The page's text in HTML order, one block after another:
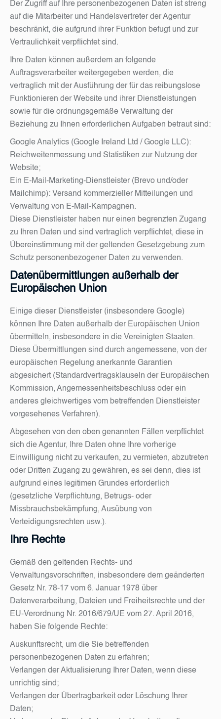
Der Zugriff auf Ihre personenbezogenen Daten ist streng
auf die Mitarbeiter und Handelsvertreter der Agentur
beschränkt, die aufgrund ihrer Funktion befugt und zur
Vertraulichkeit verpflichtet sind.
Ihre Daten können außerdem an folgende
Auftragsverarbeiter weitergegeben werden, die
vertraglich mit der Ausführung der für das reibungslose
Funktionieren der Website und ihrer Dienstleistungen
sowie für die ordnungsgemäße Verwaltung der
Beziehung zu Ihnen erforderlichen Aufgaben betraut sind:
Google Analytics (Google Ireland Ltd / Google LLC):
Reichweitenmessung und Statistiken zur Nutzung der
Website;
Ein E-Mail-Marketing-Dienstleister (Brevo und/oder
Mailchimp): Versand kommerzieller Mitteilungen und
Verwaltung von E-Mail-Kampagnen.
Diese Dienstleister haben nur einen begrenzten Zugang
zu Ihren Daten und sind vertraglich verpflichtet, diese in
Übereinstimmung mit der geltenden Gesetzgebung zum
Schutz personenbezogener Daten zu verwenden.
Datenübermittlungen außerhalb der
Europäischen Union
Einige dieser Dienstleister (insbesondere Google)
können Ihre Daten außerhalb der Europäischen Union
übermitteln, insbesondere in die Vereinigten Staaten.
Diese Übermittlungen sind durch angemessene, von der
europäischen Regelung anerkannte Garantien
abgesichert (Standardvertragsklauseln der Europäischen
Kommission, Angemessenheitsbeschluss oder ein
anderes gleichwertiges vom betreffenden Dienstleister
vorgesehenes Verfahren).
Abgesehen von den oben genannten Fällen verpflichtet
sich die Agentur, Ihre Daten ohne Ihre vorherige
Einwilligung nicht zu verkaufen, zu vermieten, abzutreten
oder Dritten Zugang zu gewähren, es sei denn, dies ist
aufgrund eines legitimen Grundes erforderlich
(gesetzliche Verpflichtung, Betrugs- oder
Missbrauchsbekämpfung, Ausübung von
Verteidigungsrechten usw.).
Ihre Rechte
Gemäß den geltenden Rechts- und
Verwaltungsvorschriften, insbesondere dem geänderten
Gesetz Nr. 78-17 vom 6. Januar 1978 über
Datenverarbeitung, Dateien und Freiheitsrechte und der
EU-Verordnung Nr. 2016/679/UE vom 27. April 2016,
haben Sie folgende Rechte:
Auskunftsrecht, um die Sie betreffenden
personenbezogenen Daten zu erfahren;
Verlangen der Aktualisierung Ihrer Daten, wenn diese
unrichtig sind;
Verlangen der Übertragbarkeit oder Löschung Ihrer
Daten;